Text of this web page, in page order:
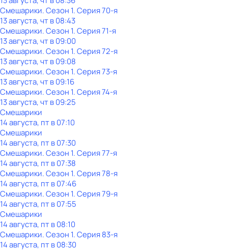
Смешарики. Сезон 1. Серия 70-я
13 августа, чт в 08:43
Смешарики. Сезон 1. Серия 71-я
13 августа, чт в 09:00
Смешарики. Сезон 1. Серия 72-я
13 августа, чт в 09:08
Смешарики. Сезон 1. Серия 73-я
13 августа, чт в 09:16
Смешарики. Сезон 1. Серия 74-я
13 августа, чт в 09:25
Смешарики
14 августа, пт в 07:10
Смешарики
14 августа, пт в 07:30
Смешарики. Сезон 1. Серия 77-я
14 августа, пт в 07:38
Смешарики. Сезон 1. Серия 78-я
14 августа, пт в 07:46
Смешарики. Сезон 1. Серия 79-я
14 августа, пт в 07:55
Смешарики
14 августа, пт в 08:10
Смешарики. Сезон 1. Серия 83-я
14 августа, пт в 08:30